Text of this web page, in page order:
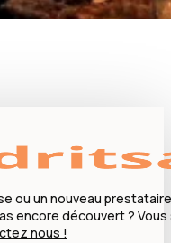
ou un nouveau
encore découvert ?
nous !